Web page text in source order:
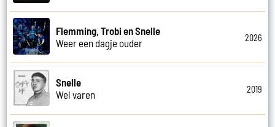
Flemming, Trobi en Snelle
Weer een dagje ouder
2026
Snelle
Wel varen
2019